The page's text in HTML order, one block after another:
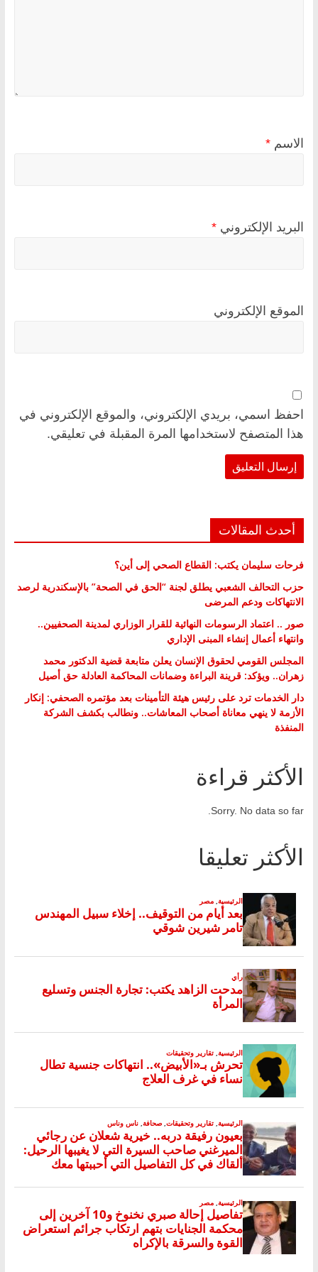
الاسم *
البريد الإلكتروني *
الموقع الإلكتروني
احفظ اسمي، بريدي الإلكتروني، والموقع الإلكتروني في
هذا المتصفح لاستخدامها المرة المقبلة في تعليقي.
أحدث المقالات
فرحات سليمان يكتب: القطاع الصحي إلى أين؟
حزب التحالف الشعبي يطلق لجنة “الحق في الصحة” بالإسكندرية لرصد
الانتهاكات ودعم المرضى
صور .. اعتماد الرسومات النهائية للقرار الوزاري لمدينة الصحفيين..
وانتهاء أعمال إنشاء المبنى الإداري
المجلس القومي لحقوق الإنسان يعلن متابعة قضية الدكتور محمد
زهران.. ويؤكد: قرينة البراءة وضمانات المحاكمة العادلة حق أصيل
دار الخدمات ترد على رئيس هيئة التأمينات بعد مؤتمره الصحفي: إنكار
الأزمة لا ينهي معاناة أصحاب المعاشات.. ونطالب بكشف الشركة
المنفذة
الأكثر قراءة
Sorry. No data so far.
الأكثر تعليقا